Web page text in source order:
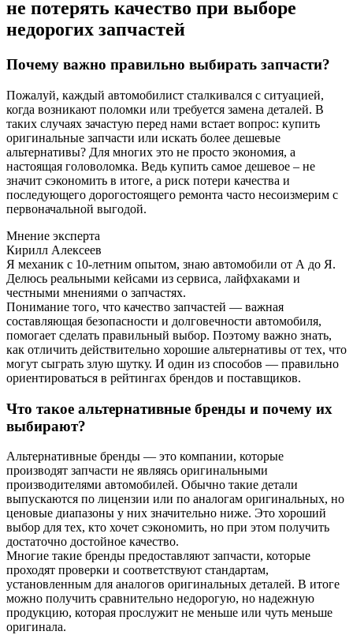
не потерять качество при выборе
недорогих запчастей
Почему важно правильно выбирать запчасти?
Пожалуй, каждый автомобилист сталкивался с ситуацией,
когда возникают поломки или требуется замена деталей. В
таких случаях зачастую перед нами встает вопрос: купить
оригинальные запчасти или искать более дешевые
альтернативы? Для многих это не просто экономия, а
настоящая головоломка. Ведь купить самое дешевое – не
значит сэкономить в итоге, а риск потери качества и
последующего дорогостоящего ремонта часто несоизмерим с
первоначальной выгодой.
Мнение эксперта
Кирилл Алексеев
Я механик с 10-летним опытом, знаю автомобили от А до Я.
Делюсь реальными кейсами из сервиса, лайфхаками и
честными мнениями о запчастях.
Понимание того, что качество запчастей — важная
составляющая безопасности и долговечности автомобиля,
помогает сделать правильный выбор. Поэтому важно знать,
как отличить действительно хорошие альтернативы от тех, что
могут сыграть злую шутку. И один из способов — правильно
ориентироваться в рейтингах брендов и поставщиков.
Что такое альтернативные бренды и почему их
выбирают?
Альтернативные бренды — это компании, которые
производят запчасти не являясь оригинальными
производителями автомобилей. Обычно такие детали
выпускаются по лицензии или по аналогам оригинальных, но
ценовые диапазоны у них значительно ниже. Это хороший
выбор для тех, кто хочет сэкономить, но при этом получить
достаточно достойное качество.
Многие такие бренды предоставляют запчасти, которые
проходят проверки и соответствуют стандартам,
установленным для аналогов оригинальных деталей. В итоге
можно получить сравнительно недорогую, но надежную
продукцию, которая прослужит не меньше или чуть меньше
оригинала.